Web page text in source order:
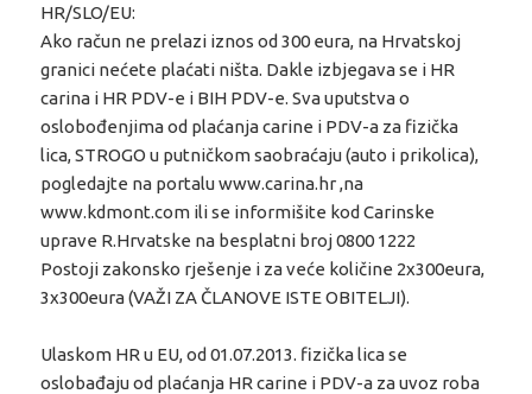
HR/SLO/EU:
Ako račun ne prelazi iznos od 300 eura, na Hrvatskoj
granici nećete plaćati ništa. Dakle izbjegava se i HR
carina i HR PDV-e i BIH PDV-e. Sva uputstva o
oslobođenjima od plaćanja carine i PDV-a za fizička
lica, STROGO u putničkom saobraćaju (auto i prikolica),
pogledajte na portalu www.carina.hr ,na
www.kdmont.com ili se informišite kod Carinske
uprave R.Hrvatske na besplatni broj 0800 1222
Postoji zakonsko rješenje i za veće količine 2x300eura,
3x300eura (VAŽI ZA ČLANOVE ISTE OBITELJI).
Ulaskom HR u EU, od 01.07.2013. fizička lica se
oslobađaju od plaćanja HR carine i PDV-a za uvoz roba